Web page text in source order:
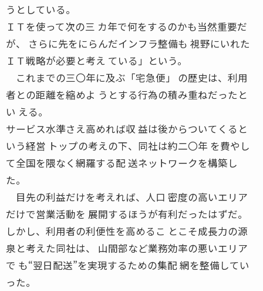
うとしている。
ＩＴを使って次の三 カ年で何をするのかも当然重要だ
が、 さらに先をにらんだインフラ整備も 視野にいれた
ＩＴ戦略が必要と考え ている」という。
これまでの三〇年に及ぶ「宅急便」 の歴史は、利用
者との距離を縮めよ うとする行為の積み重ねだったと
い える。
サービス水準さえ高めれば収 益は後からついてくると
いう経営 トップの考えの下、同社は約二〇年 を費やし
て全国を隈なく網羅する配 送ネットワークを構築し
た。
目先の利益だけを考えれば、人口 密度の高いエリア
だけで営業活動を 展開するほうが有利だったはずだ。
しかし、利用者の利便性を高めるこ とこそ成長力の源
泉と考えた同社は、 山間部など業務効率の悪いエリア
で も“翌日配送”を実現するための集配 網を整備してい
った。